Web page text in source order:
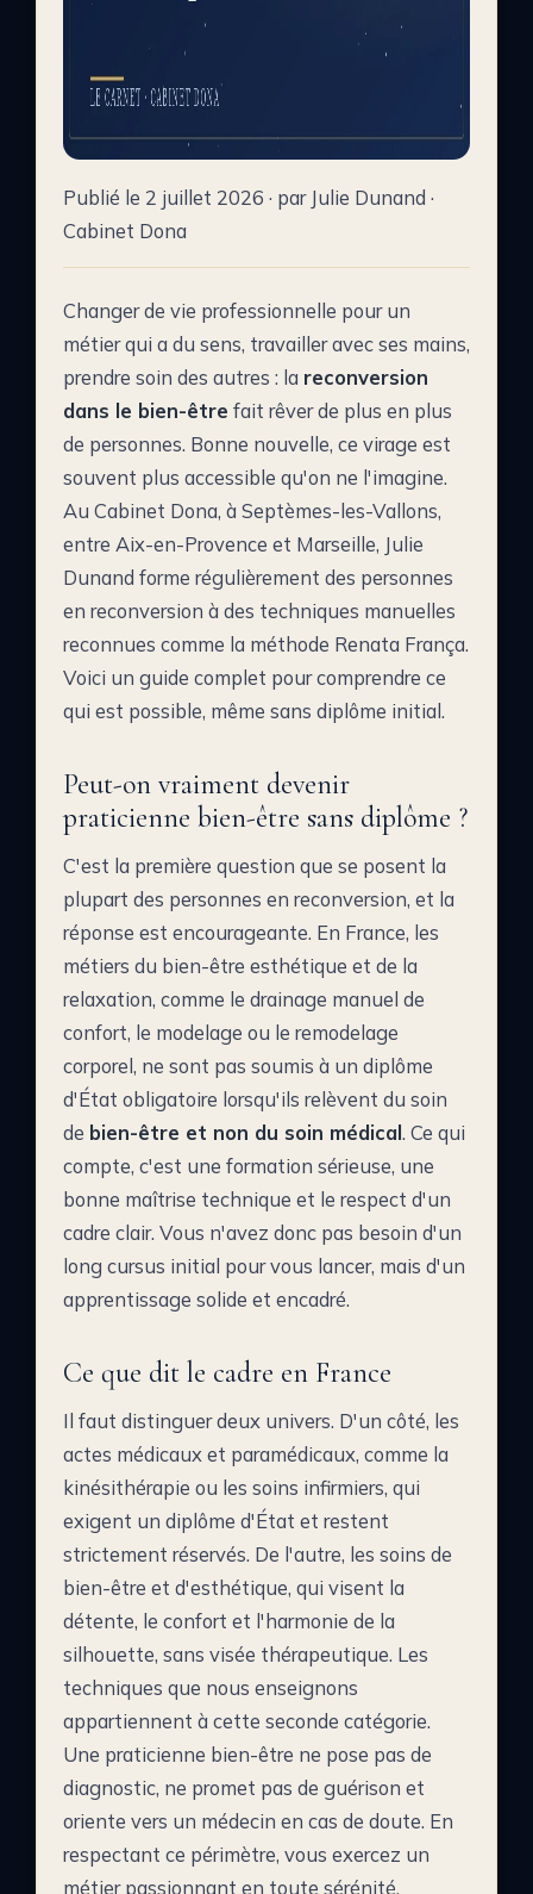
Publié le 2 juillet 2026 · par Julie Dunand ·
Cabinet Dona
Changer de vie professionnelle pour un
métier qui a du sens, travailler avec ses mains,
prendre soin des autres : la reconversion
dans le bien-être fait rêver de plus en plus
de personnes. Bonne nouvelle, ce virage est
souvent plus accessible qu'on ne l'imagine.
Au Cabinet Dona, à Septèmes-les-Vallons,
entre Aix-en-Provence et Marseille, Julie
Dunand forme régulièrement des personnes
en reconversion à des techniques manuelles
reconnues comme la méthode Renata França.
Voici un guide complet pour comprendre ce
qui est possible, même sans diplôme initial.
Peut-on vraiment devenir
praticienne bien-être sans diplôme ?
C'est la première question que se posent la
plupart des personnes en reconversion, et la
réponse est encourageante. En France, les
métiers du bien-être esthétique et de la
relaxation, comme le drainage manuel de
confort, le modelage ou le remodelage
corporel, ne sont pas soumis à un diplôme
d'État obligatoire lorsqu'ils relèvent du soin
de bien-être et non du soin médical. Ce qui
compte, c'est une formation sérieuse, une
bonne maîtrise technique et le respect d'un
cadre clair. Vous n'avez donc pas besoin d'un
long cursus initial pour vous lancer, mais d'un
apprentissage solide et encadré.
Ce que dit le cadre en France
Il faut distinguer deux univers. D'un côté, les
actes médicaux et paramédicaux, comme la
kinésithérapie ou les soins infirmiers, qui
exigent un diplôme d'État et restent
strictement réservés. De l'autre, les soins de
bien-être et d'esthétique, qui visent la
détente, le confort et l'harmonie de la
silhouette, sans visée thérapeutique. Les
techniques que nous enseignons
appartiennent à cette seconde catégorie.
Une praticienne bien-être ne pose pas de
diagnostic, ne promet pas de guérison et
oriente vers un médecin en cas de doute. En
respectant ce périmètre, vous exercez un
métier passionnant en toute sérénité.